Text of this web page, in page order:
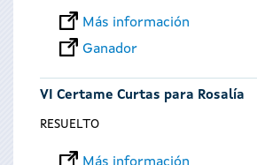
Más información
Ganador
VI Certame Curtas para Rosalía
RESUELTO